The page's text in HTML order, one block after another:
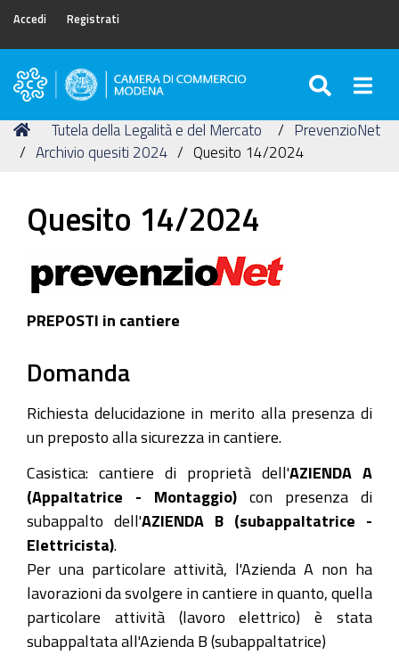
Accedi Registrati
Camera
Commercio
di
Tu
sei
Home
Tutela della Legalità e del Mercato
PrevenzioNet
Archivio quesiti 2024
Quesito 14/2024
Quesito 14/2024
PREPOSTI in cantiere
Domanda
Richiesta delucidazione in merito alla presenza di
un preposto alla sicurezza in cantiere.
Casistica: cantiere di proprietà dell'AZIENDA A
(Appaltatrice - Montaggio) con presenza di
subappalto dell'AZIENDA B (subappaltatrice -
Elettricista)
Per una particolare attività, l'Azienda A non ha
lavorazioni da svolgere in cantiere in quanto, quella
particolare attività (lavoro elettrico) è stata
subappaltata all'Azienda B (subappaltatrice)